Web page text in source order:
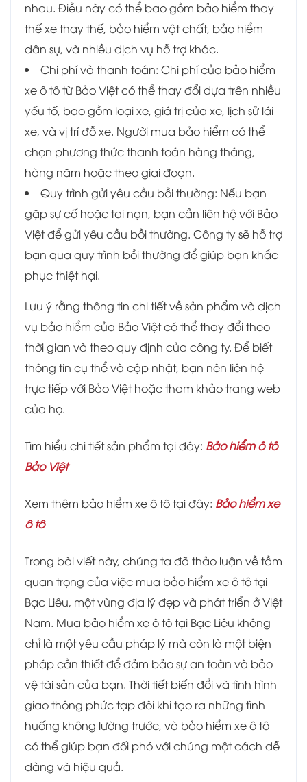
nhau. Điều này có thể bao gồm bảo hiểm thay
thế xe thay thế, bảo hiểm vật chất, bảo hiểm
dân sự, và nhiều dịch vụ hỗ trợ khác.
Chi phí và thanh toán: Chi phí của bảo hiểm
xe ô tô từ Bảo Việt có thể thay đổi dựa trên nhiều
yếu tố, bao gồm loại xe, giá trị của xe, lịch sử lái
xe, và vị trí đỗ xe. Người mua bảo hiểm có thể
chọn phương thức thanh toán hàng tháng,
hàng năm hoặc theo giai đoạn.
Quy trình gửi yêu cầu bồi thường: Nếu bạn
gặp sự cố hoặc tai nạn, bạn cần liên hệ với Bảo
Việt để gửi yêu cầu bồi thường. Công ty sẽ hỗ trợ
bạn qua quy trình bồi thường để giúp bạn khắc
phục thiệt hại.
Lưu ý rằng thông tin chi tiết về sản phẩm và dịch
vụ bảo hiểm của Bảo Việt có thể thay đổi theo
thời gian và theo quy định của công ty. Để biết
thông tin cụ thể và cập nhật, bạn nên liên hệ
trực tiếp với Bảo Việt hoặc tham khảo trang web
của họ.
Tìm hiểu chi tiết sản phẩm tại đây: Bảo hiểm ô tô
Bảo Việt
Xem thêm bảo hiểm xe ô tô tại đây: Bảo hiểm xe
ô tô
Trong bài viết này, chúng ta đã thảo luận về tầm
quan trọng của việc mua bảo hiểm xe ô tô tại
Bạc Liêu, một vùng địa lý đẹp và phát triển ở Việt
Nam. Mua bảo hiểm xe ô tô tại Bạc Liêu không
chỉ là một yêu cầu pháp lý mà còn là một biện
pháp cần thiết để đảm bảo sự an toàn và bảo
vệ tài sản của bạn. Thời tiết biến đổi và tình hình
giao thông phức tạp đôi khi tạo ra những tình
huống không lường trước, và bảo hiểm xe ô tô
có thể giúp bạn đối phó với chúng một cách dễ
dàng và hiệu quả.